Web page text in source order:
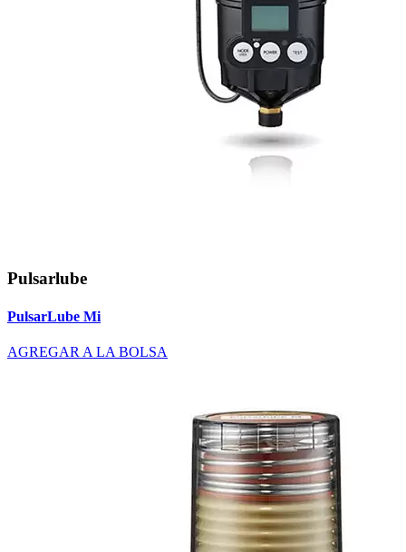
Pulsarlube
PulsarLube Mi
AGREGAR A LA BOLSA